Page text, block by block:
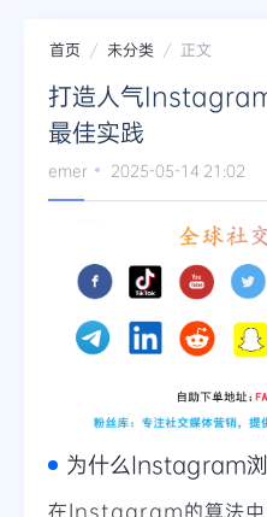
首页 未分类 正文
打造人气
最佳实践
emer 2025-05-14 21:02
为什么Instagram浏
在Instagram的算法中